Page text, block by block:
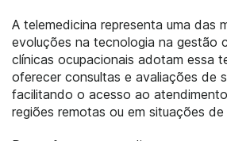
A telemedicina representa uma das
evoluções na tecnologia na gestão
clínicas ocupacionais adotam essa
oferecer consultas e avaliações de
facilitando o acesso ao
regiões remotas ou em situações de